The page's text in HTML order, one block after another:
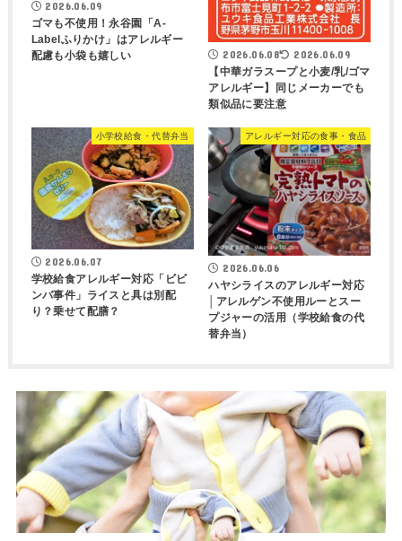
2026.06.09
ゴマも不使用！永谷園「A-
Labelふりかけ」はアレルギー
配慮も小袋も嬉しい
2026.06.08 2026.06.09
【中華ガラスープと小麦/乳/ゴマ
アレルギー】同じメーカーでも
類似品に要注意
小学校給食・代替弁当
2026.06.07
学校給食アレルギー対応「ビビ
ンバ事件」ライスと具は別配
り？乗せて配膳？
アレルギー対応の食事・食品
2026.06.06
ハヤシライスのアレルギー対応
│アレルゲン不使用ルーとスー
プジャーの活用（学校給食の代
替弁当）